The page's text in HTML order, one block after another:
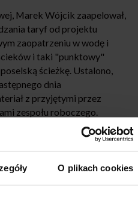
O plikach cookies
Marek Wójcik zaapelował,
taryf od projektu
zaopatrzeniu w wodę i
i taki "punktowy"
ścieżkę. Ustalono,
dnia
z przyjętymi przez
zespołu roboczego.
odbędzie się spotkanie
infrastruktury, Markiem